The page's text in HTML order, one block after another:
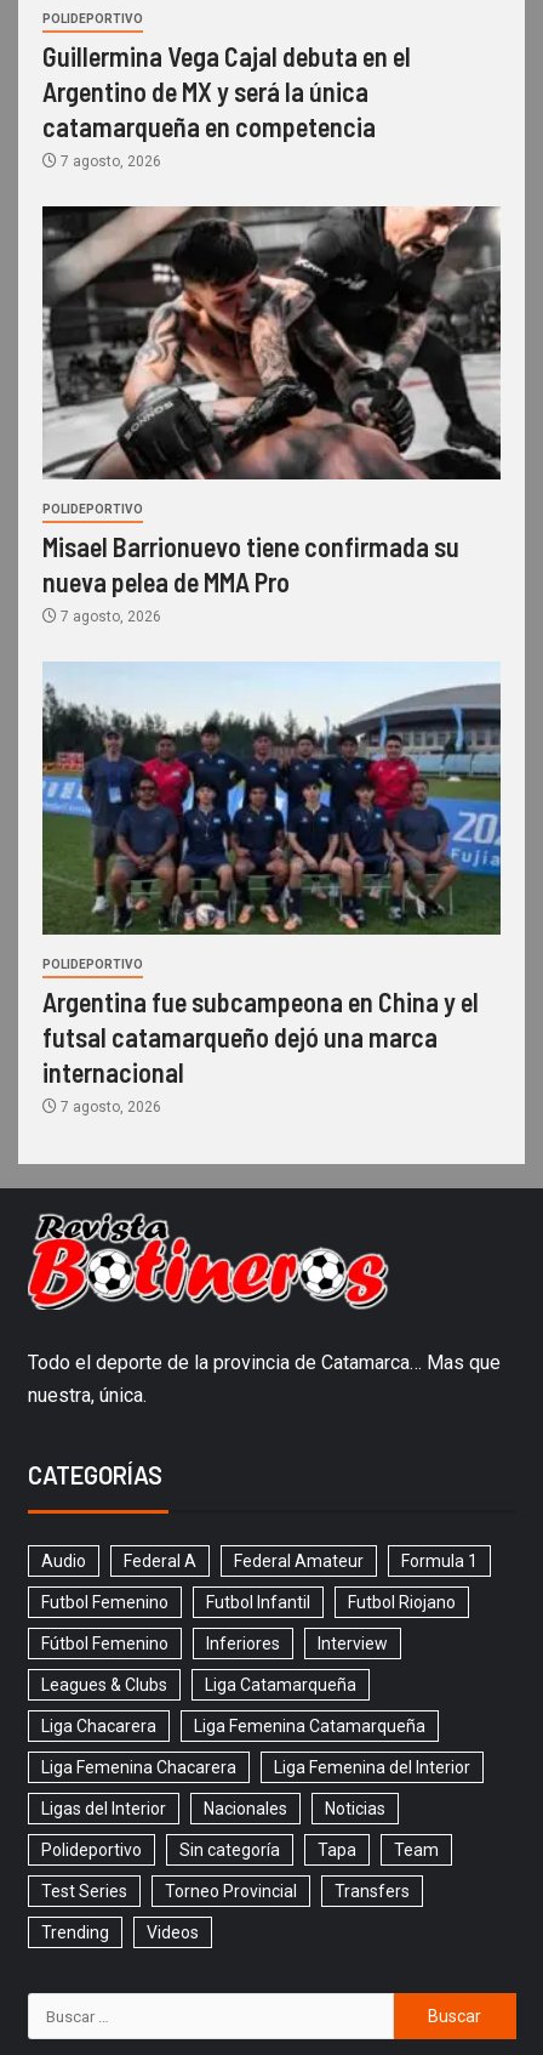
POLIDEPORTIVO
Guillermina Vega Cajal debuta en el
Argentino de MX y será la única
catamarqueña en competencia
7 agosto, 2026
POLIDEPORTIVO
Misael Barrionuevo tiene confirmada su
nueva pelea de MMA Pro
7 agosto, 2026
POLIDEPORTIVO
Argentina fue subcampeona en China y el
futsal catamarqueño dejó una marca
internacional
7 agosto, 2026
Todo el deporte de la provincia de Catamarca… Mas que
nuestra, única.
CATEGORÍAS
Audio Federal A Federal Amateur Formula 1
Futbol Femenino Futbol Infantil Futbol Riojano
Fútbol Femenino Inferiores Interview
Leagues & Clubs Liga Catamarqueña
Liga Chacarera Liga Femenina Catamarqueña
Liga Femenina Chacarera Liga Femenina del Interior
Ligas del Interior Nacionales Noticias
Polideportivo Sin categoría Tapa Team
Test Series Torneo Provincial Transfers
Trending Videos